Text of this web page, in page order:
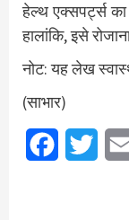
हेल्थ एक्सपर्ट्स
हालांकि, इसे
नोट: यह लेख
(साभार)
Facebook